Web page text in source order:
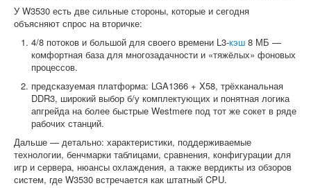
У W3530 есть две сильные стороны, которые и сегодня
объясняют спрос на вторичке:
4/8 потоков и большой для своего времени L3-кэш 8 МБ —
комфортная база для многозадачности и «тяжёлых» фоновых
процессов.
предсказуемая платформа: LGA1366 + X58, трёхканальная
DDR3, широкий выбор б/у комплектующих и понятная логика
апгрейда на более быстрые Westmere под тот же сокет в ряде
рабочих станций.
Дальше — детально: характеристики, поддерживаемые
технологии, бенчмарки таблицами, сравнения, конфигурации для
игр и сервера, нюансы охлаждения, а также вердикты из обзоров
систем, где W3530 встречается как штатный CPU.